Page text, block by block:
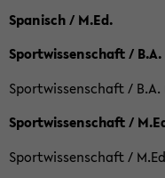
Spanisch / M.Ed.
Sportwissenschaft / B.A.
Sportwissenschaft / B.A.
Sportwissenschaft /
Sportwissenschaft /